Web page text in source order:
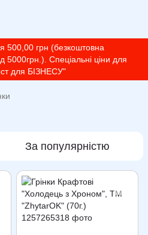
500,00 грн (безкоштовна
5000грн.). Спеціальні ціни для
для БІЗНЕСУ"
За популярністю